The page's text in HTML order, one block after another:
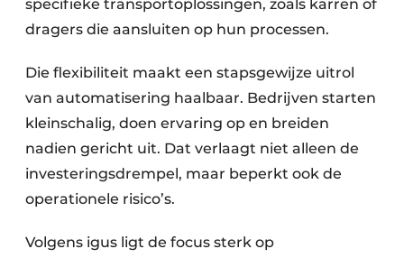
specifieke transportoplossingen, zoals karren of
dragers die aansluiten op hun processen.
Die flexibiliteit maakt een stapsgewijze uitrol
van automatisering haalbaar. Bedrijven starten
kleinschalig, doen ervaring op en breiden
nadien gericht uit. Dat verlaagt niet alleen de
investeringsdrempel, maar beperkt ook de
operationele risico’s.
Volgens igus ligt de focus sterk op